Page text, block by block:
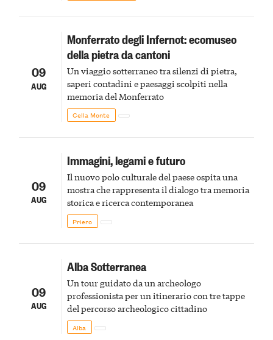
09
AUG
Monferrato degli Infernot: ecomuseo
della pietra da cantoni
Un viaggio sotterraneo tra silenzi di pietra,
saperi contadini e paesaggi scolpiti nella
memoria del Monferrato
Cella Monte
09
AUG
Immagini, legami e futuro
Il nuovo polo culturale del paese ospita una
mostra che rappresenta il dialogo tra memoria
storica e ricerca contemporanea
Priero
09
AUG
Alba Sotterranea
Un tour guidato da un archeologo
professionista per un itinerario con tre tappe
del percorso archeologico cittadino
Alba